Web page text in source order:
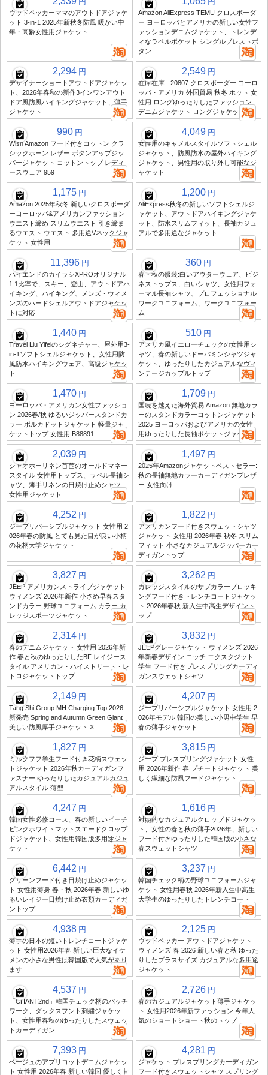
ウッドペッカーママのアウトドアジャケ
ット 3-in-1 2025年新秋冬防風 暖かい中
年・高齢女性用ジャケット
Amazon AliExpress TEMU クロスボーダ
ー ヨーロッパとアメリカの新しい女性フ
ァッションデニムジャケット、トレンデ
ィなラペルポケット シングルブレストボ
タン
2,294 円
デザイナーショートアウトドアジャケッ
ト、2026年春秋の新作3インワンアウト
ドア風防風ハイキングジャケット、薄手
ジャケット
2,549 円
在庫在庫 - 20807 クロスボーダー ヨーロ
ッパ・アメリカ 外国貿易 秋冬 ホット 女
性用 ロングゆったりしたファッション
デニムジャケット ロングジャケット
990 円
Wish Amazon フード付きコットン クラ
シックホーン レザー ボタンアップジッ
パージャケット コットントップ レディ
ースウェア 959
4,049 円
女性用のキャメルスタイルソフトシェル
ジャケット、防風防水の屋外ハイキング
ジャケット、男性用の取り外し可能なジ
ャケット
1,175 円
Amazon 2025年秋冬 新しいクロスボーダ
ーヨーロッパ&アメリカンファッション
ウエスト締め スリムウエスト 引き締ま
るウエスト ウエスト 多用途Vネックジャ
ケット 女性用
1,200 円
AliExpress秋冬の新しいソフトシェルジ
ャケット、アウトドアハイキングジャケ
ット、防水スリムフィット、長袖カジュ
アルで多用途なジャケット
11,396 円
ハイエンドのカイラシXPROオリジナル
1:1比率で、スキー、登山、アウトドアハ
イキング、ハイキング、メンズ・ウィメ
ンズのハードシェルアウトドアジャケッ
トに対応
360 円
春・秋の服装:白いアウターウェア、ビジ
ネストップス、白いシャツ、女性用フォ
ーマル長袖シャツ、プロフェッショナル
ワークユニフォーム、ワークユニフォー
ム
1,440 円
Travel Liu Yifeiのシグネチャー、屋外用3-
in-1ソフトシェルジャケット、女性用防
風防水ハイキングウェア、高級ジャケッ
ト
510 円
アメリカ風イエローチェックの女性用シ
ャツ、春の新しいドーパミンシャツジャ
ケット、ゆったりしたカジュアルなヴィ
ンテージカップルトップ
1,470 円
ヨーロッパ・アメリカン女性ファッショ
ン 2026春/秋 ゆるいジッパースタンドカ
ラー ポルカドットジャケット 軽量ジャ
ケットトップ 女性用 B88891
1,709 円
国境を越えた海外貿易 Amazon 無地カラ
ーのスタンドカラーコットンジャケット
2025 ヨーロッパおよびアメリカの女性
用ゆったりした長袖ポケットジャケット
2,039 円
シャオホーリネン苜苣のオールドマネー
スタイル 女性用トップス、ラペル長袖シ
ャツ、薄手リネンの日焼け止めシャツ、
女性用ジャケット
1,497 円
2025年Amazonジャケットベストセラー:
秋の長袖無地カラーカーディガンブレザ
ー 女性向け
4,252 円
ジープリバーシブルジャケット 女性用 2
026年春の防風 とても見た目が良い小柄
の花柄大学ジャケット
1,822 円
アメリカンフード付きスウェットシャツ
ジャケット 女性用 2026年春 秋冬 スリム
フィット 小さなカジュアルジッパーカー
ディガントップ
3,827 円
JEEP アメリカンストライプジャケット
ウィメンズ 2026年新作 小さめ早春スタ
ンドカラー 野球ユニフォーム カラー カ
レッジスポーツジャケット
3,262 円
カレッジスタイルのサブカラーブロッキ
ングフード付きトレンチコートジャケッ
ト 2026年春秋 新入生中高生デザイント
ップ
2,314 円
春のデニムジャケット 女性用 2026年新
作 春と秋のゆったりしたBF レイジース
タイル アメリカン・ハイストリート・レ
トロジャケットトップ
3,832 円
JEEPグレージャケット ウィメンズ 2026
年新春デザイン ニッチ エクスクジット
学生 フード付きプレスプリングカーディ
ガンスウェットシャツ
2,149 円
Tang Shi Group MH Charging Top 2026
新発売 Spring and Autumn Green Giant
美しい防風厚手ジャケット X
4,207 円
ジープリバーシブルジャケット 女性用 2
026年モデル 韓国の美しい小男中学生 早
春の薄手ジャケット
1,827 円
ミルクフフ学生フード付き花柄スウェッ
トジャケット 2026年秋カーディガンフ
ァスナー ゆったりしたカジュアルカジュ
アルスタイル 薄型
3,815 円
ジープ プレスプリングジャケット 女性
用 2026年新作 春 プチートジャケット 美
しく繊細な防風フードジャケット
4,247 円
韓国女性必修コース、春の新しいピーチ
ピンクホワイトマットスエードクロップ
ドジャケット、女性用韓国版多用途ジャ
ケット
1,616 円
対照的なカジュアルクロップドジャケッ
ト、女性の春と秋の薄手2026年、新しい
フード付きゆったりした韓国版の小さな
春スウェットシャツ
6,442 円
グリーンフード付き日焼け止めジャケッ
ト 女性用薄身 春・秋 2026年春 新しいゆ
るいレイジー日焼け止め衣類カーディガ
ントップ
3,237 円
韓国チェック柄の野球ユニフォームジャ
ケット 女性用春秋 2026年新入生中高生
大学生のゆったりしたトレンチコート
4,938 円
薄手の日本の短いトレンチコートジャケ
ット 女性用2026年春 新しい巨大なイケ
メンの小さな男性は韓国版で人気があり
ます
2,125 円
ウッドペッカー アウトドアジャケット
ウィメンズ 春 2026 新しい春と秋 ゆった
りしたプラスサイズ カジュアルな多用途
ジャケット
4,537 円
「CHANT2nd」韓国チェック柄のパッチ
ワーク、ダックスフント刺繍ジャケッ
ト、女性用春秋のゆったりしたスウェッ
トカーディガン
2,726 円
春のカジュアルジャケット薄手ジャケッ
ト 女性用2026年新ファッション 今年人
気のショートショート秋のトップ
7,393 円
ベージュのアプリコットデニムジャケッ
ト 女性用 2026年春 新しい韓国 優しく甘
4,281 円
ジャケット プレスプリングカーディガン
フード付きスウェットシャツ スプリング